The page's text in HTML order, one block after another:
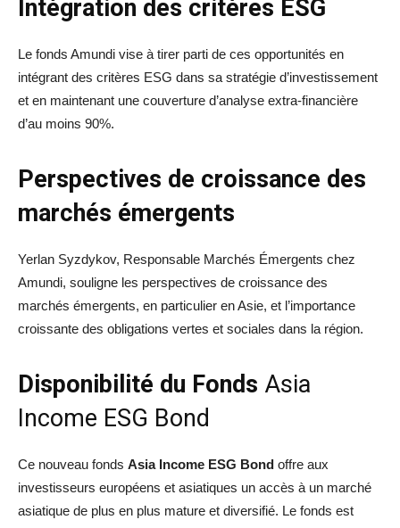
Intégration des critères ESG
Le fonds Amundi vise à tirer parti de ces opportunités en
intégrant des critères ESG dans sa stratégie d’investissement
et en maintenant une couverture d’analyse extra-financière
d’au moins 90%.
Perspectives de croissance des
marchés émergents
Yerlan Syzdykov, Responsable Marchés Émergents chez
Amundi, souligne les perspectives de croissance des
marchés émergents, en particulier en Asie, et l’importance
croissante des obligations vertes et sociales dans la région.
Disponibilité du Fonds Asia
Income ESG Bond
Ce nouveau fonds Asia Income ESG Bond offre aux
investisseurs européens et asiatiques un accès à un marché
asiatique de plus en plus mature et diversifié. Le fonds est